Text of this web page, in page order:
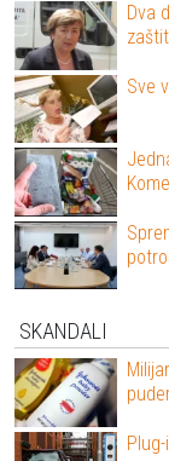
Dva
Sve
SKANDALI